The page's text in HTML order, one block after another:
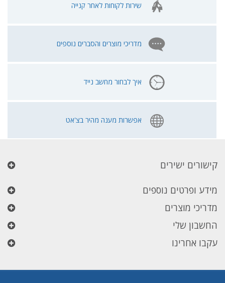
שירות לקוחות לאחר קנייה
מדריכי מוצרים והסברים נוספים
איך לבחור מחשב נייד
אפשרות מענה מהיר בצ'אט
קישורים ישירים
מידע ופרטים נוספים
מדריכי מוצרים
החשבון שלי
עקבו אחרינו